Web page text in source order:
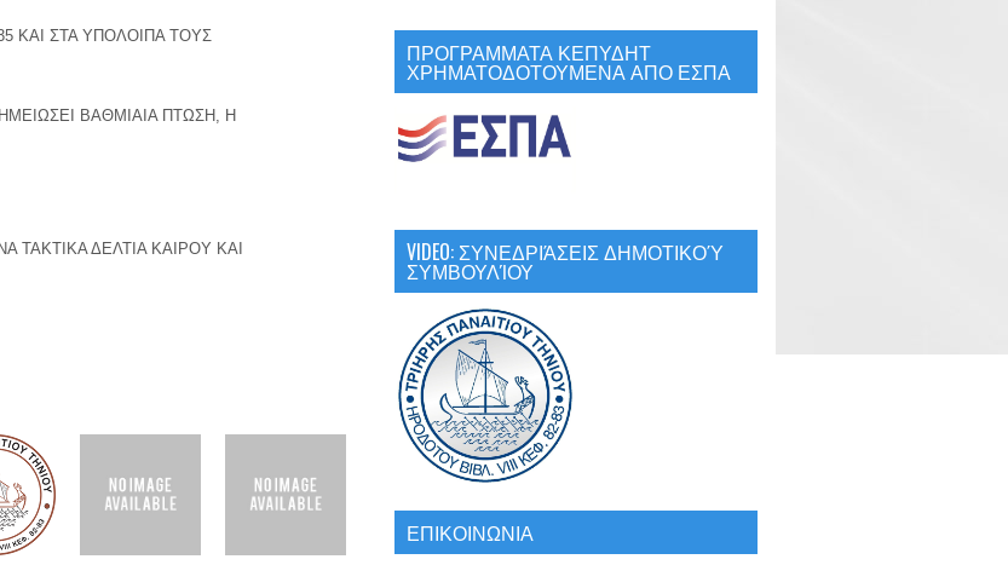
ΚΑΙ ΣΤΑ ΥΠΟΛΟΙΠΑ ΤΟΥΣ
ΒΑΘΜΙΑΙΑ ΠΤΩΣΗ, Η
ΔΕΛΤΙΑ ΚΑΙΡΟΥ ΚΑΙ
ΠΡΟΓΡΑΜΜΑΤΑ ΚΕΠΥΔΗΤ
ΧΡΗΜΑΤΟΔΟΤΟΥΜΕΝΑ ΑΠΟ ΕΣΠΑ
VIDEO: ΣΥΝΕΔΡΙΆΣΕΙΣ ΔΗΜΟΤΙΚΟΎ
ΣΥΜΒΟΥΛΊΟΥ
ΕΠΙΚΟΙΝΩΝΙΑ